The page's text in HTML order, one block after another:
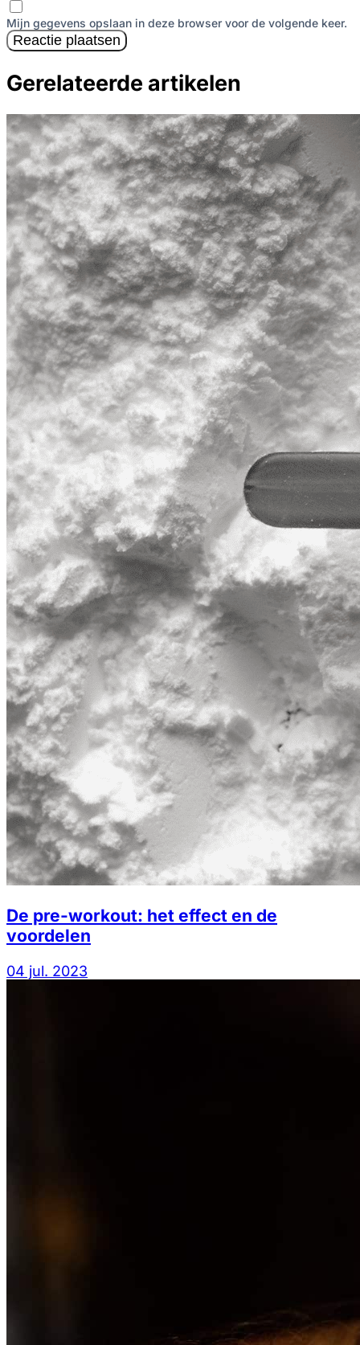
Mijn gegevens opslaan in deze browser voor de volgende keer.
Reactie plaatsen
Gerelateerde artikelen
De pre-workout: het effect en de
voordelen
04 jul. 2023